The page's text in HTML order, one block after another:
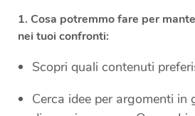
1. Cosa potremmo fare per
nei tuoi confronti:
Scopri quali contenuti
Cerca idee per argomenti in